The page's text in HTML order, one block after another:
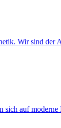
Wir sind der
auf moderne